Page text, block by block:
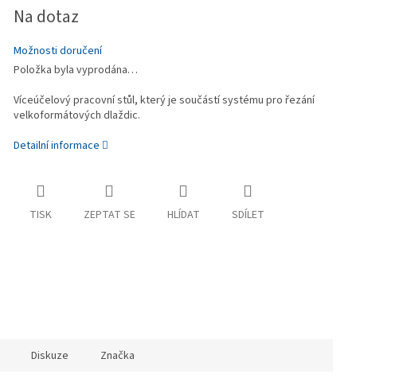
cena:
Na dotaz
Možnosti doručení
Položka byla vyprodána…
Víceúčelový pracovní stůl, který je součástí systému pro řezání
velkoformátových dlaždic.
Detailní informace
TISK ZEPTAT SE HLÍDAT SDÍLET
Diskuze Značka